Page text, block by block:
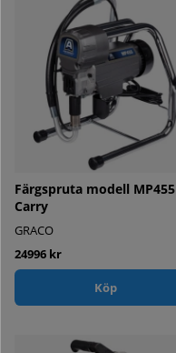
Färgspruta modell MP455
Carry
GRACO
24996 kr
Köp